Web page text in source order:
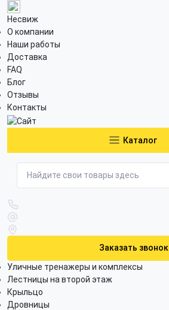
Несвиж
О компании
Наши работы
Доставка
FAQ
Блог
Отзывы
Контакты
Каталог
Заказать звонок
Уличные тренажеры и комплексы
Лестницы на второй этаж
Крыльцо
Дровницы